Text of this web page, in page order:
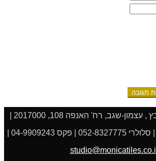
studio@monicatiles.co.il